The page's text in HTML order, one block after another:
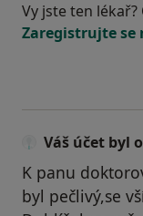
Vy jste ten
Zaregistrujte se
Váš účet byl
K panu
byl pečlivý,se